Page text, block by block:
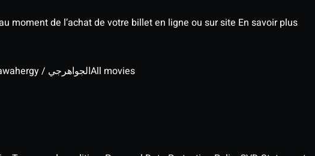
moment de l’achat de votre billet en ligne ou sur site En savoir plus
El Gawahergy / الجواهرجيAll movies